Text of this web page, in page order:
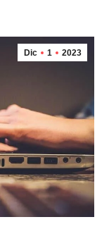
Dic 1 2023